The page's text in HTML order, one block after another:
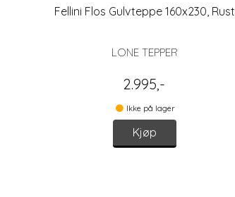
Fellini Flos Gulvteppe 160x230, Rust
LONE TEPPER
2.995,-
Ikke på lager
Kjøp